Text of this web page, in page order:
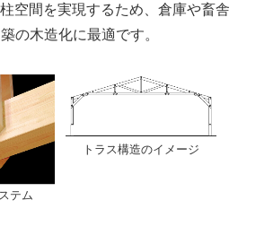
空間を実現するため、倉庫や畜舎
の木造化に最適です。
テム
トラス構造のイメージ